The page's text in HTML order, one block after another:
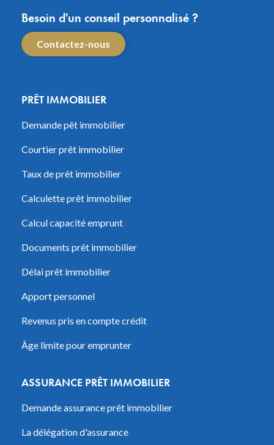
Besoin d'un conseil personnalisé ?
Contactez-nous
PRÊT IMMOBILIER
Demande pêt immobilier
Courtier prêt immobilier
Taux de prêt immobilier
Calculette prêt immobilier
Calcul capacité emprunt
Documents prêt immobilier
Délai prêt immobilier
Apport personnel
Revenus pris en compte crédit
Âge limite pour emprunter
ASSURANCE PRÊT IMMOBILIER
Demande assurance prêt immobilier
La délégation d'assurance